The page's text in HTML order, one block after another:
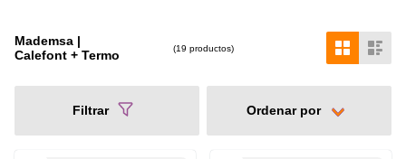
2 . lavadora
4. secadora
Mademsa |
Calefont + Termo
19 productos
Filtrar